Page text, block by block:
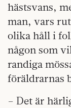
hästsvans,
man, vars
olika håll i
någon som
randiga
föräldrarnas
– Det är